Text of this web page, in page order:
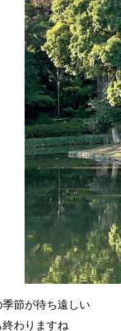
季節が待ち遠しい
終わりますね